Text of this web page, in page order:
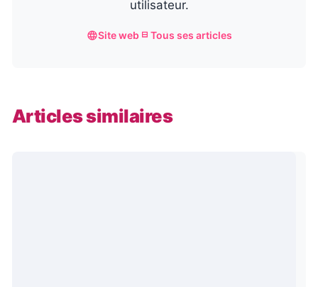
utilisateur.
Site web Tous ses articles
Articles similaires